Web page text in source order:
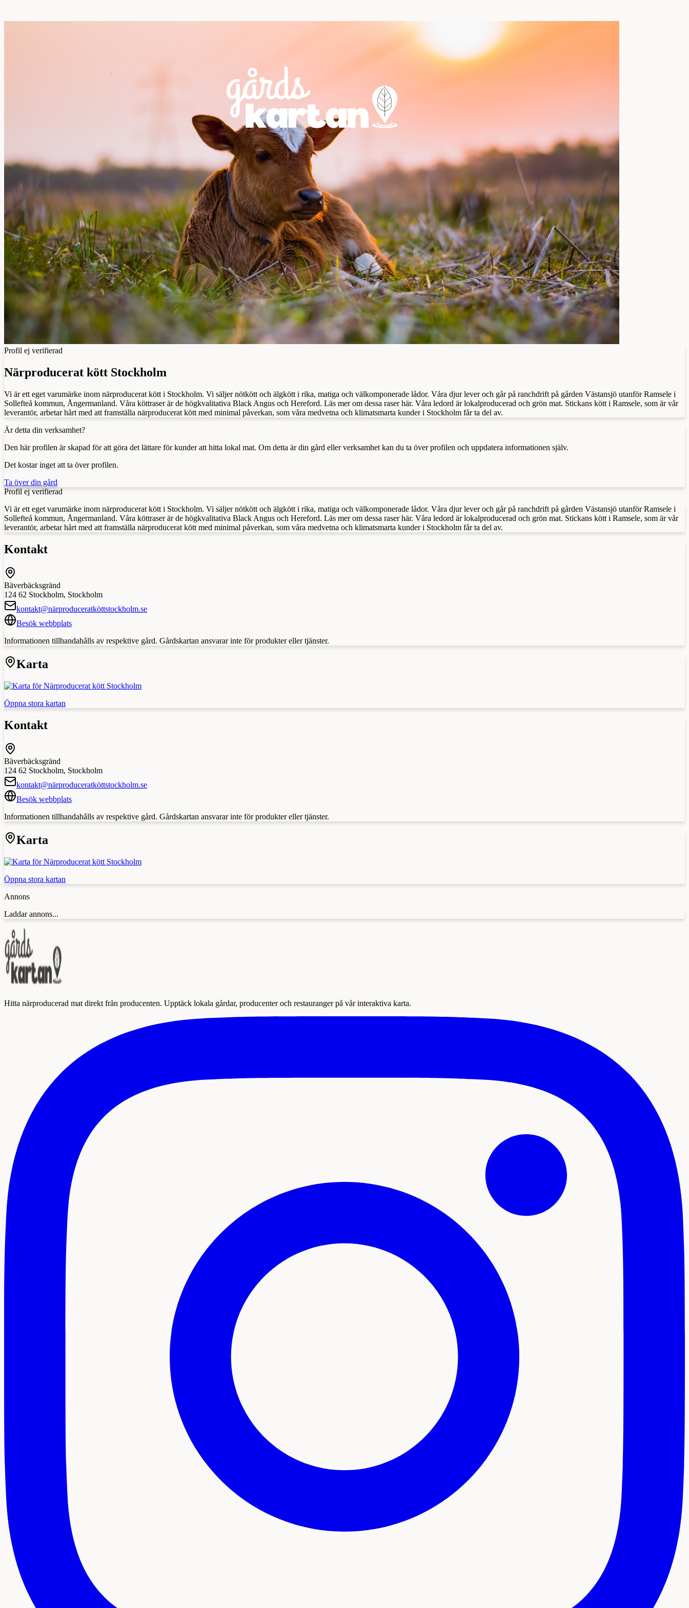
Profil ej verifierad
Närproducerat kött Stockholm
Vi är ett eget varumärke inom närproducerat kött i Stockholm. Vi säljer nötkött och älgkött i rika, matiga och välkomponerade lådor. Våra djur lever och går på ranchdrift på gården Västansjö utanför Ramsele i
Sollefteå kommun, Ångermanland. Våra köttraser är de högkvalitativa Black Angus och Hereford. Läs mer om dessa raser här. Våra ledord är lokalproducerad och grön mat. Stickans kött i Ramsele, som är vår
leverantör, arbetar hårt med att framställa närproducerat kött med minimal påverkan, som våra medvetna och klimatsmarta kunder i Stockholm får ta del av.
Är detta din verksamhet?
Den här profilen är skapad för att göra det lättare för kunder att hitta lokal mat. Om detta är din gård eller verksamhet kan du ta över profilen och uppdatera informationen själv.
Det kostar inget att ta över profilen.
Ta över din gård
Profil ej verifierad
Vi är ett eget varumärke inom närproducerat kött i Stockholm. Vi säljer nötkött och älgkött i rika, matiga och välkomponerade lådor. Våra djur lever och går på ranchdrift på gården Västansjö utanför Ramsele i
Sollefteå kommun, Ångermanland. Våra köttraser är de högkvalitativa Black Angus och Hereford. Läs mer om dessa raser här. Våra ledord är lokalproducerad och grön mat. Stickans kött i Ramsele, som är vår
leverantör, arbetar hårt med att framställa närproducerat kött med minimal påverkan, som våra medvetna och klimatsmarta kunder i Stockholm får ta del av.
Kontakt
Bäverbäcksgränd
124 62 Stockholm, Stockholm
kontakt@närproduceratköttstockholm.se
Besök webbplats
Informationen tillhandahålls av respektive gård. Gårdskartan ansvarar inte för produkter eller tjänster.
Karta
Öppna stora kartan
Kontakt
Bäverbäcksgränd
124 62 Stockholm, Stockholm
kontakt@närproduceratköttstockholm.se
Besök webbplats
Informationen tillhandahålls av respektive gård. Gårdskartan ansvarar inte för produkter eller tjänster.
Karta
Öppna stora kartan
Annons
Laddar annons...
Hitta närproducerad mat direkt från producenten. Upptäck lokala gårdar, producenter och restauranger på vår interaktiva karta.